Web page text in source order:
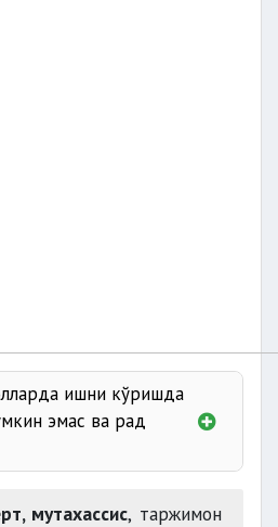
ишни кўришда
эмас ва рад
мутахассис, таржимон